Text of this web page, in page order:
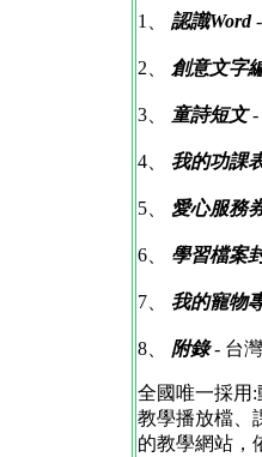
1、 認識Word-
2、 創意文字
3、 童詩短文-
4、 我的功課
5、 愛心服務
6、 學習檔案
7、 我的寵物
8、 附錄- 台
全國唯一採用
教學播放檔、
的教學網站，